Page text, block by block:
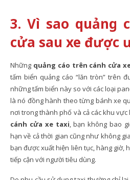
3. Vì sao quảng
cửa sau xe được
Những quảng cáo trên cánh cửa
tấm biển quảng cáo “lăn tròn” trên
những tấm biển này so với các loại
là nó đồng hành theo từng bánh xe
nơi trong thành phố và cả các khu vực
cánh cửa xe taxi, bạn không bao
hạn về cả thời gian cũng như không
bạn được xuất hiện liên tục, hàng giờ,
tiếp cận với người tiêu dùng.